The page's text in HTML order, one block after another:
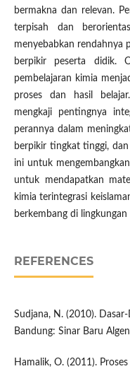
bermakna dan relevan.
terpisah dan
menyebabkan rendahnya
berpikir peserta didik.
pembelajaran kimia
proses dan hasil
mengkaji pentingnya
perannya dalam
berpikir tingkat tinggi,
ini untuk
untuk mendapatkan
kimia terintegrasi
berkembang di
REFERENCES
Sudjana, N. (2010).
Bandung: Sinar Baru
Hamalik, O. (2011).